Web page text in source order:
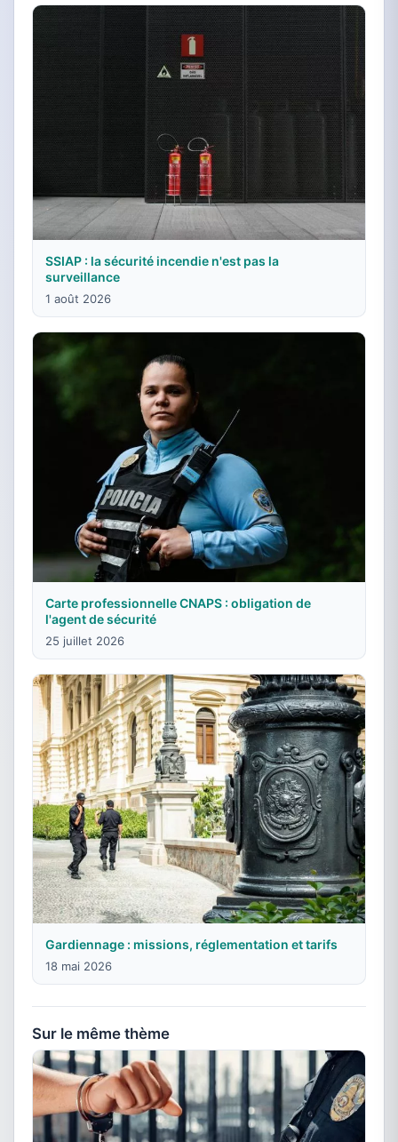
SSIAP : la sécurité incendie n'est pas la
surveillance
1 août 2026
Carte professionnelle CNAPS : obligation de
l'agent de sécurité
25 juillet 2026
Gardiennage : missions, réglementation et tarifs
18 mai 2026
Sur le même thème